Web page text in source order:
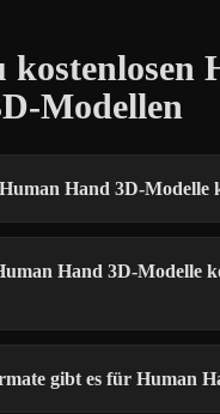
kostenlosen
Modellen
Hand 3D-Modelle
Hand 3D-Modelle
gibt es für Human